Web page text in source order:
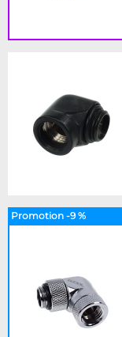
Promotion -9 %